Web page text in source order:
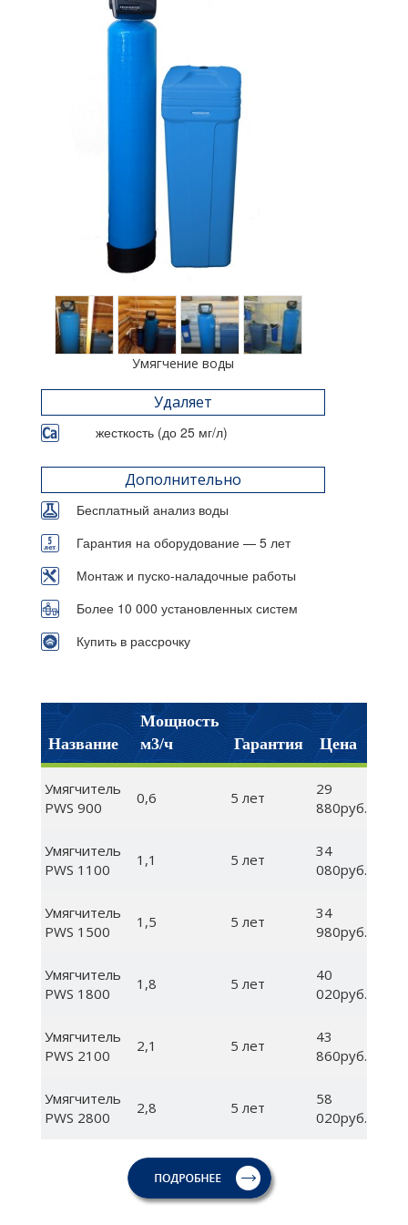
Умягчение воды
Удаляет
жесткость (до 25 мг/л)
Дополнительно
Бесплатный анализ воды
Гарантия на оборудование — 5 лет
Монтаж и пуско-наладочные работы
Более 10 000 установленных систем
Купить в рассрочку
Название
Мощность
м3/ч
Гарантия Цена
Умягчитель
PWS 900
0,6 5 лет
29
880руб.
Умягчитель
PWS 1100
1,1 5 лет
34
080руб.
Умягчитель
PWS 1500
1,5 5 лет
34
980руб.
Умягчитель
PWS 1800
1,8 5 лет
40
020руб.
Умягчитель
PWS 2100
2,1 5 лет
43
860руб.
Умягчитель
PWS 2800
2,8 5 лет
58
020руб.